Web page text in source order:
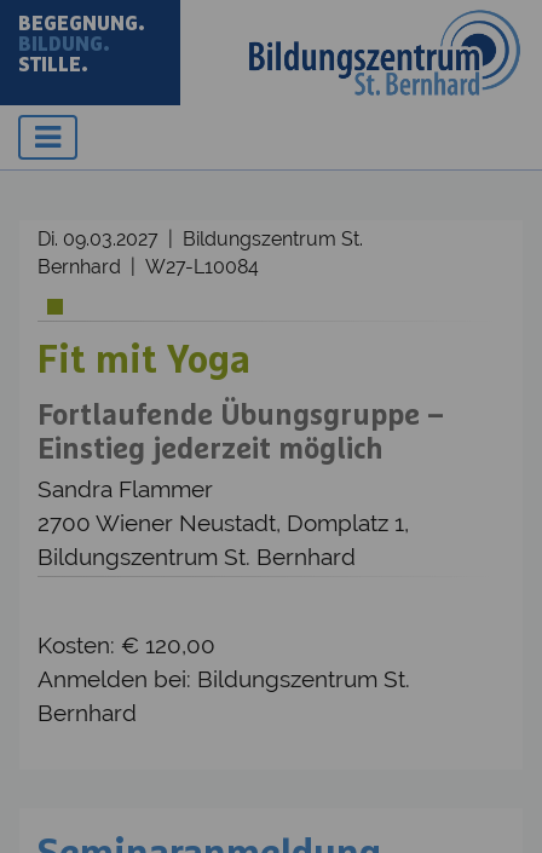
BEGEGNUNG.
BILDUNG.
STILLE.
Di. 09.03.2027 | Bildungszentrum St.
Bernhard | W27-L10084
Fit mit Yoga
Fortlaufende Übungsgruppe –
Einstieg jederzeit möglich
Sandra Flammer
2700 Wiener Neustadt, Domplatz 1,
Bildungszentrum St. Bernhard
Kosten: € 120,00
Anmelden bei: Bildungszentrum St.
Bernhard